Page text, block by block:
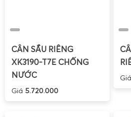
CÂN SẦU RIÊNG
XK3190-T7E CHỐNG
NƯỚC
Giá 5.720.000
Giá